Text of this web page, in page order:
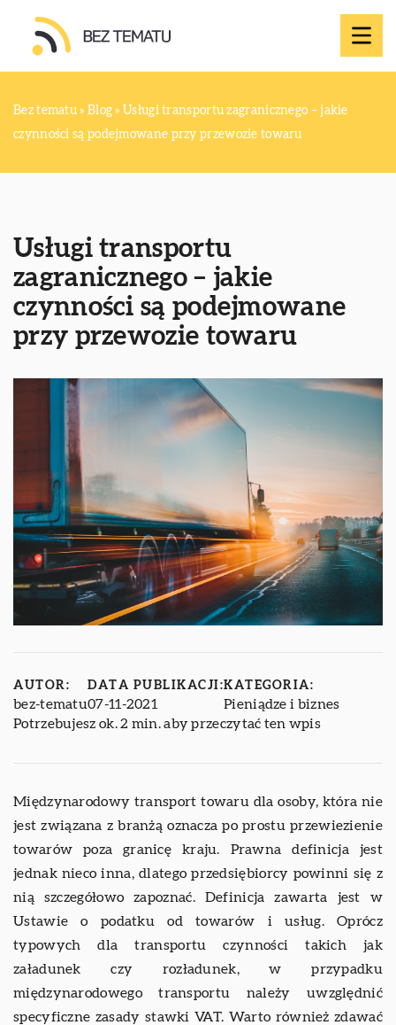
Bez tematu » Blog » Usługi transportu zagranicznego – jakie
czynności są podejmowane przy przewozie towaru
Usługi transportu
zagranicznego – jakie
czynności są podejmowane
przy przewozie towaru
AUTOR:
bez-tematu
DATA PUBLIKACJI:
07-11-2021
KATEGORIA:
Pieniądze i biznes
Potrzebujesz ok. 2 min. aby przeczytać ten wpis
Międzynarodowy transport towaru dla osoby, która nie
jest związana z branżą oznacza po prostu przewiezienie
towarów poza granicę kraju. Prawna definicja jest
jednak nieco inna, dlatego przedsiębiorcy powinni się z
nią szczegółowo zapoznać. Definicja zawarta jest w
Ustawie o podatku od towarów i usług. Oprócz
typowych dla transportu czynności takich jak
załadunek czy rozładunek, w przypadku
międzynarodowego transportu należy uwzględnić
specyficzne zasady stawki VAT. Warto również zdawać